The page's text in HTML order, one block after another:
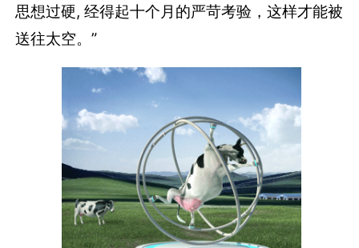
思想过硬, 经得起十个月的严苛考验，这样才能被
送往太空。”